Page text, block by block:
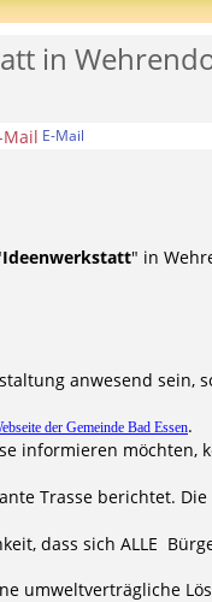
in
E-Mail
Ideenwerkstatt" in
anwesend sein,
der Gemeinde Bad Essen.
informieren möchten,
Trasse berichtet.
dass sich ALLE
umweltverträgliche